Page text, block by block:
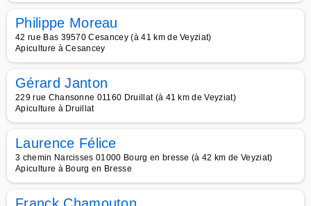
Philippe Moreau
42 rue Bas 39570 Cesancey (à 41 km de Veyziat)
Apiculture à Cesancey
Gérard Janton
229 rue Chansonne 01160 Druillat (à 41 km de Veyziat)
Apiculture à Druillat
Laurence Félice
3 chemin Narcisses 01000 Bourg en bresse (à 42 km de Veyziat)
Apiculture à Bourg en Bresse